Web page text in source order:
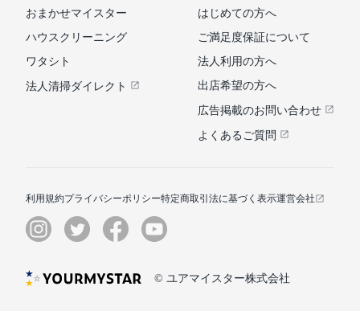
おまかせマイスター
ハウスクリーニング
ワタシト
法人清掃ダイレクト
はじめての方へ
ご満足度保証について
法人利用の方へ
出店希望の方へ
広告掲載のお問い合わせ
よくあるご質問
利用規約プライバシーポリシー特定商取引法に基づく表示運営会社
© ユアマイスター株式会社